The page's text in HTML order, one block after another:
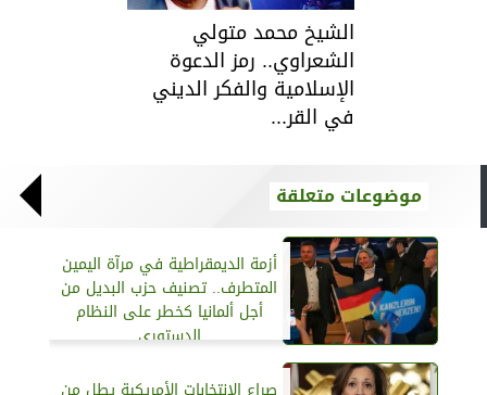
الشيخ محمد متولي
الشعراوي.. رمز الدعوة
الإسلامية والفكر الديني
في القر...
موضوعات متعلقة
أزمة الديمقراطية في مرآة اليمين
المتطرف.. تصنيف حزب البديل من
أجل ألمانيا كخطر على النظام
الدستوري